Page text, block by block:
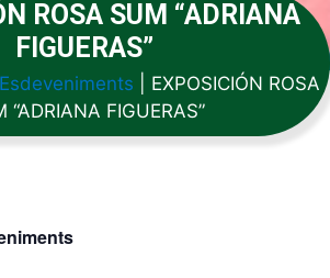
ROSA SUM “ADRIANA
FIGUERAS”
Esdeveniments
EXPOSICIÓN ROSA
“ADRIANA FIGUERAS”